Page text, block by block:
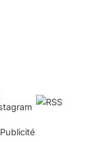
Publicité